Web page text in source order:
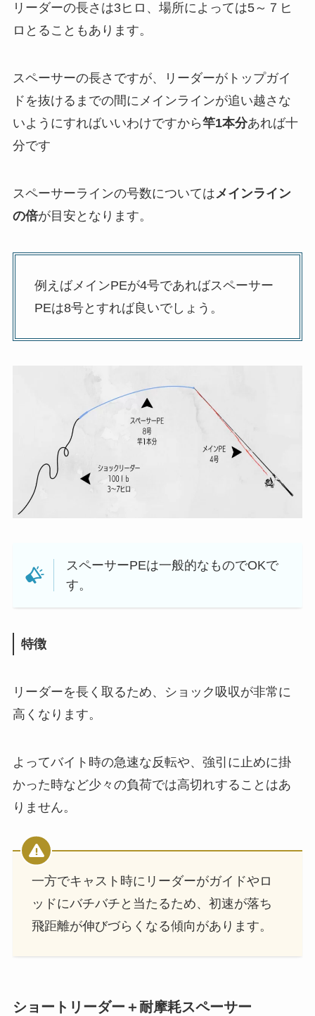
リーダーの長さは3ヒロ、場所によっては5～７ヒ
ロとることもあります。
スペーサーの長さですが、リーダーがトップガイ
ドを抜けるまでの間にメインラインが追い越さな
いようにすればいいわけですから竿1本分あれば十
分です
スペーサーラインの号数については メインライン
の倍が目安となります。
例えばメインPEが4号であればスペーサー
PEは8号とすれば良いでしょう。
スペーサーPEは一般的なものでOKで
す。
特徴
リーダーを長く取るため、ショック吸収が非常に
高くなります。
よってバイト時の急速な反転や、強引に止めに掛
かった時など少々の負荷では高切れすることはあ
りません。
一方でキャスト時にリーダーがガイドやロ
ッドにバチバチと当たるため、初速が落ち
飛距離が伸びづらくなる傾向があります。
ショートリーダー＋耐摩耗スペーサー